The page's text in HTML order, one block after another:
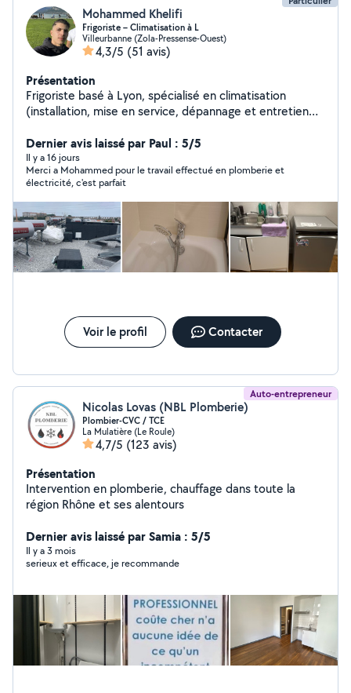
impeccable. Contactez-moi pour votre projet, réponse
très rapide !
Mohammed Khelifi
Frigoriste – Climatisation à L
Villeurbanne (Zola-Pressense-Ouest)
4,3/5 (51 avis)
Présentation
Frigoriste basé à Lyon, spécialisé en climatisation
(installation, mise en service, dépannage et entretien
rapidement en période de forte chaleur _Camion
disponible pour transport et livraison de meubles et
matériel. Montage et démontage de mobilier (cuisines,
armoires, lits, tables). Services de peinture et plomberie
intérieure Avec des petits travaux _ Intervention rapide
_Travail propre et soigné _Prix raisonnables Disponible
rapidement. N'hésitez pas à me contacter.
Dernier avis laissé par Paul : 5/5
Il y a 16 jours
Merci a Mohammed pour le travail effectué en plomberie et
électricité, c'est parfait
Voir le profil Contacter
Auto-entrepreneur
Nicolas Lovas (NBL Plomberie)
Plombier-CVC / TCE
La Mulatière (Le Roule)
4,7/5 (123 avis)
Présentation
Intervention en plomberie, chauffage dans toute la
région Rhône et ses alentours
Dernier avis laissé par Samia : 5/5
Il y a 3 mois
serieux et efficace, je recommande